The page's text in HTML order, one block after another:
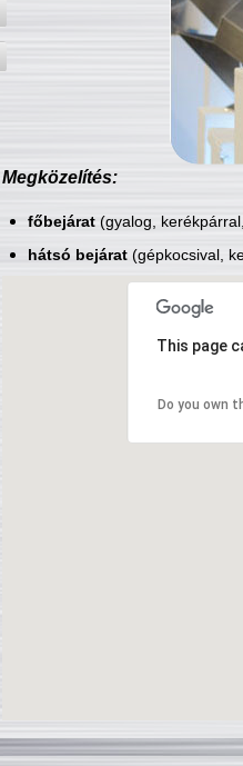
Megközelítés:
főbejárat(gyalog,
hátsó bejárat(gépkocsival,
This page
Do you own